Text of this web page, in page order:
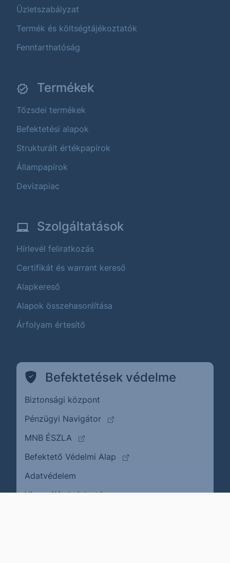
Üzletszabályzat
Termék és költségtájékoztatók
Fenntarthatóság
Termékek
Tőzsdei termékek
Befektetési alapok
Strukturált értékpapírok
Állampapírok
Devizapiac
Szolgáltatások
Hírlevél feliratkozás
Certifikát és warrant kereső
Alapkereső
Alapok összehasonlítása
Árfolyam értesítő
Befektetések védelme
Biztonsági központ
Pénzügyi Navigátor
(külső oldalra ugrik)
MNB ÉSZLA
(külső oldalra ugrik)
Befektető Védelmi Alap
(külső oldalra ugrik)
Adatvédelem
Visszaélés bejelentése(külső oldalra ugrik)